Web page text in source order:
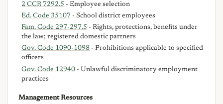
2 CCR 7292.5 - Employee selection
Ed. Code 35107 - School district employees
Fam. Code 297-297.5 - Rights, protections, benefits under
the law; registered domestic partners
Gov. Code 1090-1098 - Prohibitions applicable to specified
officers
Gov. Code 12940 - Unlawful discriminatory employment
practices
Management Resources